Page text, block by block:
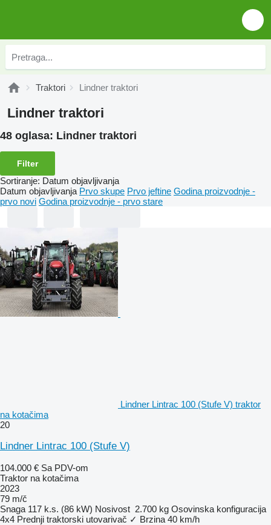
Traktori Lindner traktori
Lindner traktori
48 oglasa: Lindner traktori
Filter
Sortiranje: Datum objavljivanja
Datum objavljivanja Prvo skupe Prvo jeftine Godina proizvodnje -
prvo novi Godina proizvodnje - prvo stare
Lindner Lintrac 100 (Stufe V) traktor
na kotačima
20
Lindner Lintrac 100 (Stufe V)
104.000 € Sa PDV-om
Traktor na kotačima
2023
79 m/č
Snaga 117 k.s. (86 kW) Nosivost 2.700 kg Osovinska konfiguracija
4x4 Prednji traktorski utovarivač ✓ Brzina 40 km/h